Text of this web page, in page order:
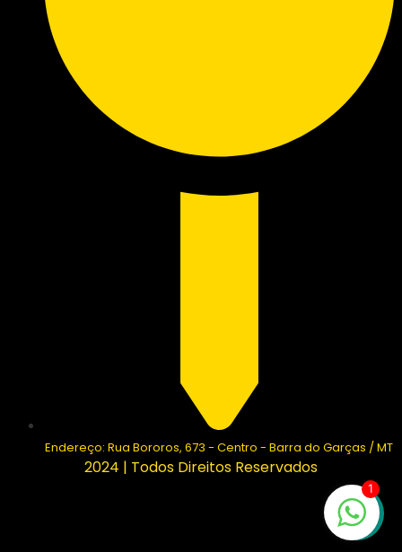
Endereço: Rua Bororos, 673 - Centro - Barra do Garças / MT
2024 | Todos Direitos Reservados
1